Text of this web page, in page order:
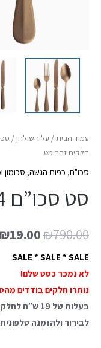
עמוד הבית/ על השולחן/
חלקים זהב מט
סכו"ם, כפות הגשה, סכומון
סט סכו”ם 24 חלקים זהב מט
₪790.00
₪19.00
SALE * SALE * SALE
לא נמכר כסט שלם!
נותרו חלקים בודדים
בעלות של 19 ש”ח לחלק
לבירור ולהזמנה טלפונית 050-2966296